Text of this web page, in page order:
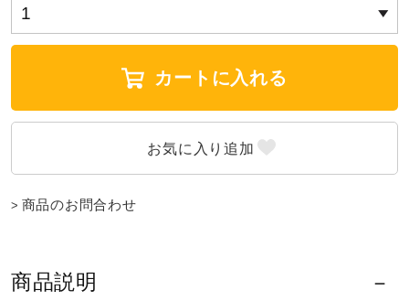
ワーキング
ウォーキングシューズ
ライフスタイルグッズ
カートに入れる
商品のお問合わせ
商品説明